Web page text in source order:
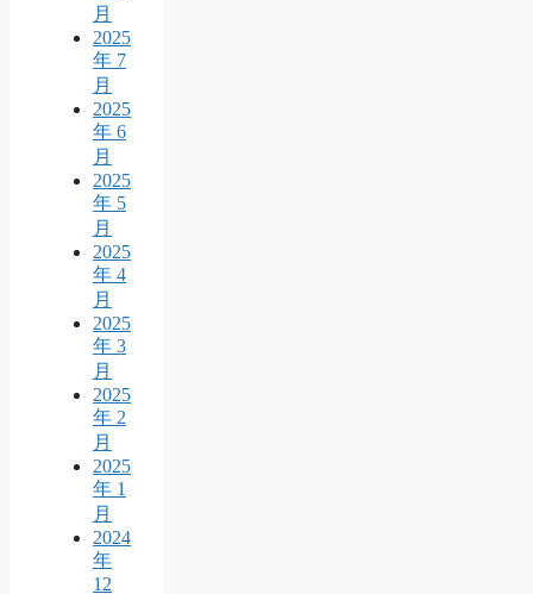
月
2025
年 7
月
2025
年 6
月
2025
年 5
月
2025
年 4
月
2025
年 3
月
2025
年 2
月
2025
年 1
月
2024
年
12